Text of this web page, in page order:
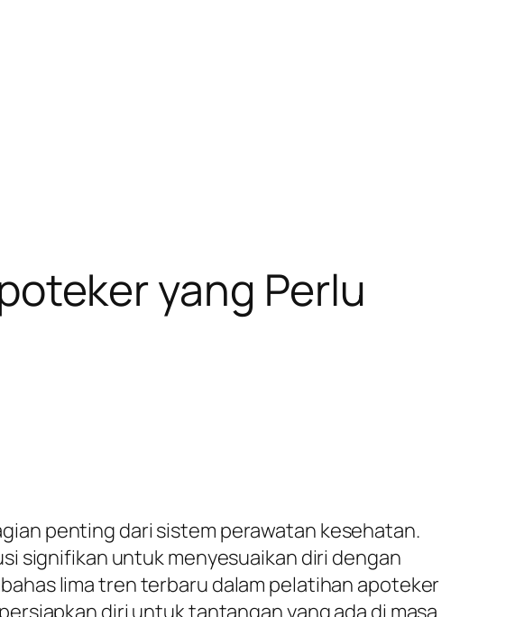
yang Perlu
penting dari sistem perawatan kesehatan.
signifikan untuk menyesuaikan diri dengan
lima tren terbaru dalam pelatihan apoteker